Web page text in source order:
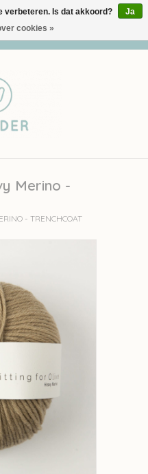
Merino -
- TRENCHCOAT
verbeteren. Is dat akkoord?
Ja
cookies »